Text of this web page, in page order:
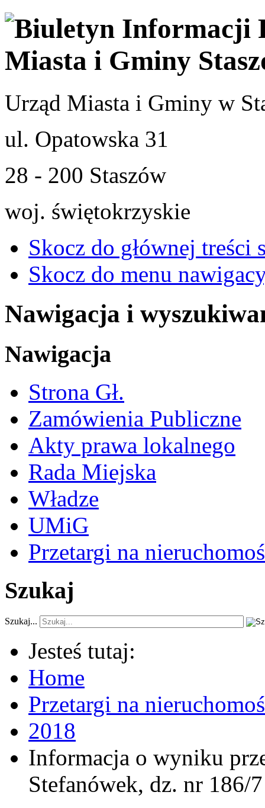
Urząd Miasta i Gminy w
ul. Opatowska 31
28 - 200 Staszów
woj. świętokrzyskie
Skocz do głównej treści
Skocz do menu
Nawigacja i
Nawigacja
Strona Gł.
Zamówienia Publiczne
Akty prawa lokalnego
Rada Miejska
Władze
UMiG
Przetargi na
Szukaj
Szukaj...
Jesteś tutaj:
Home
Przetargi na
2018
Informacja o wyniku
Stefanówek, dz. nr 186/7